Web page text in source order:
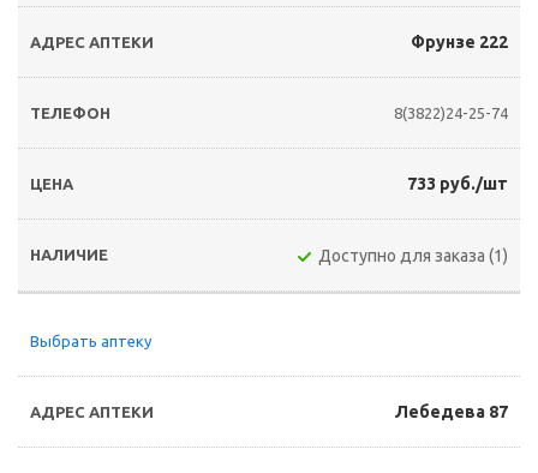
Фрунзе 222
8(3822)24-25-74
733 руб./шт
Доступно для заказа (1)
Выбрать аптеку
Лебедева 87